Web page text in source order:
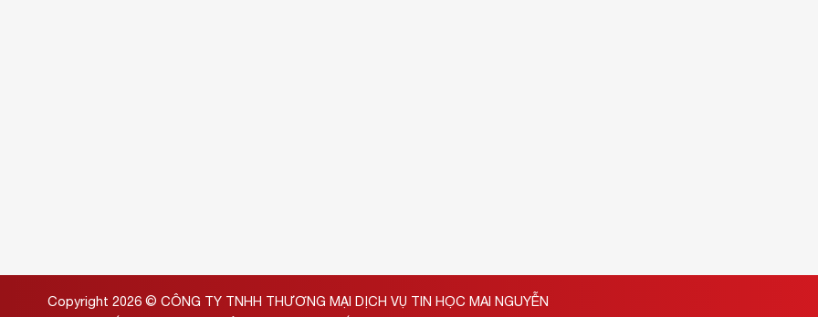
Copyright 2026 © CÔNG TY TNHH THƯƠNG MẠI DỊCH VỤ TIN HỌC MAI NGUYỄN